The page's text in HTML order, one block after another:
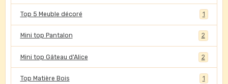
Top 5 Meuble décoré 1
Mini top Pantalon 2
Mini top Gâteau d'Alice 2
Top Matière Bois 1